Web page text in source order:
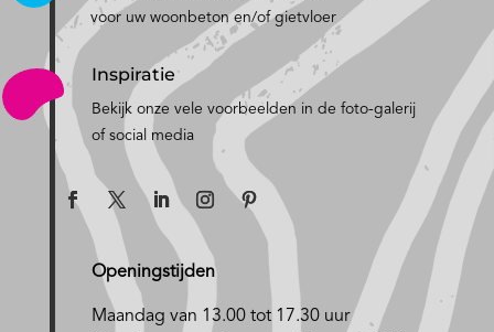
voor uw woonbeton en/of gietvloer
Inspiratie
Bekijk onze vele voorbeelden in de foto-galerij
of social media
Openingstijden
Maandag van 13.00 tot 17.30 uur